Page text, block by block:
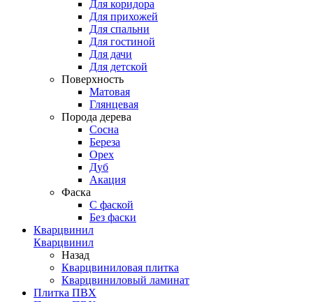
Для коридора
Для прихожей
Для спальни
Для гостиной
Для дачи
Для детской
Поверхность
Матовая
Глянцевая
Порода дерева
Сосна
Береза
Орех
Дуб
Акация
Фаска
С фаской
Без фаски
Кварцвинил
Кварцвинил
Назад
Кварцвиниловая плитка
Кварцвиниловый ламинат
Плитка ПВХ